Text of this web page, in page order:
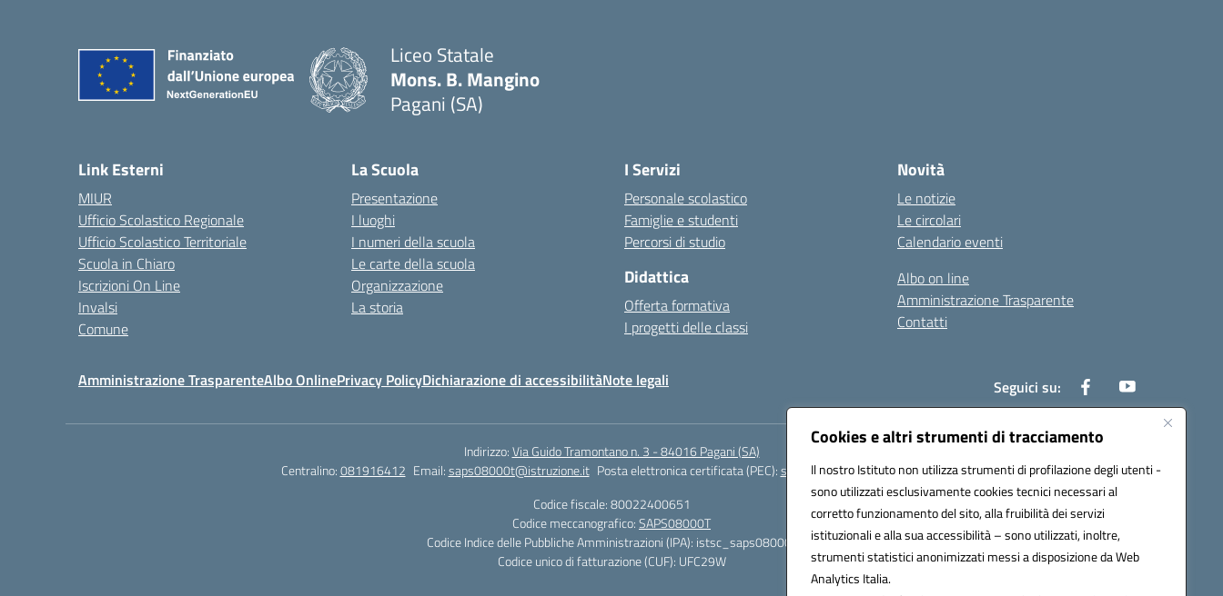
Cookies e altri strumenti di tracciamento
Il nostro Istituto non utilizza strumenti di profilazione degli utenti -
sono utilizzati esclusivamente cookies tecnici necessari al
corretto funzionamento del sito, alla fruibilità dei servizi
istituzionali e alla sua accessibilità – sono utilizzati, inoltre,
strumenti statistici anonimizzati messi a disposizione da Web
Analytics Italia.
Liceo Statale
Mons. B. Mangino
Pagani (SA)
Link Esterni
MIUR
Ufficio Scolastico Regionale
Ufficio Scolastico Territoriale
Scuola in Chiaro
Iscrizioni On Line
Invalsi
Comune
La Scuola
Presentazione
I luoghi
I numeri della scuola
Le carte della scuola
Organizzazione
La storia
I Servizi
Personale scolastico
Famiglie e studenti
Percorsi di studio
Didattica
Offerta formativa
I progetti delle classi
Novità
Le notizie
Le circolari
Calendario eventi
Albo on line
Amministrazione Trasparente
Contatti
Amministrazione TrasparenteAlbo OnlinePrivacy PolicyDichiarazione di accessibilitàNote legali Seguici su:
Indirizzo:Via Guido Tramontano n. 3 - 84016 Pagani (SA)
Centralino:081916412 Email:saps08000t@istruzione.it Posta elettronica certificata (PEC):saps08000t@pec.istruzione.it
Codice fiscale: 80022400651
Codice meccanografico:SAPS08000T
Codice Indice delle Pubbliche Amministrazioni (IPA): istsc_saps08000t
Codice unico di fatturazione (CUF): UFC29W